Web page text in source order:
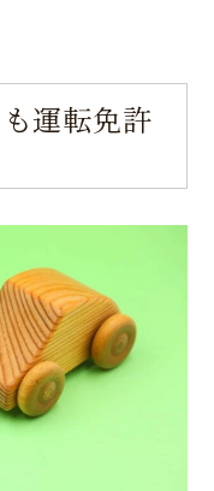
運転免許